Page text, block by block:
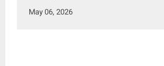
May 06, 2026